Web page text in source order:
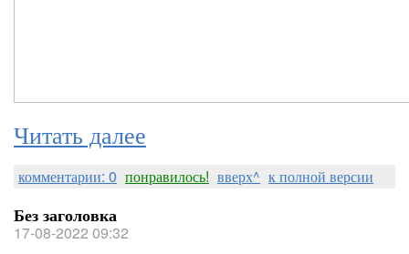
Читать далее
комментарии: 0 понравилось! вверх^ к полной версии
Без заголовка
17-08-2022 09:32